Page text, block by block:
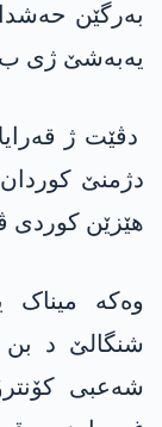
بەرگێن
یەبەشێ ژی ب
دڤێت ژ
دژمنێ
ھێزێن کوردی
وەکە میناک
شنگالێ د بن
شەعبی